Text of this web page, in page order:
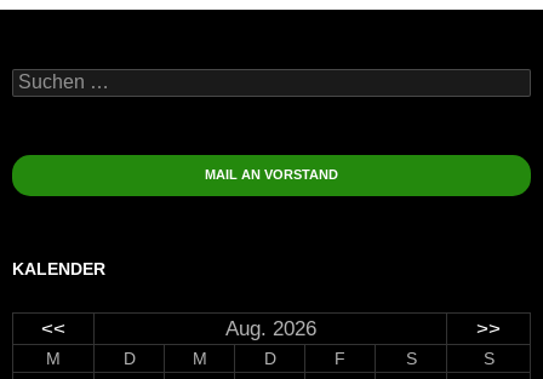
Suchen
nach:
MAIL AN VORSTAND
KALENDER
<< Aug. 2026 >>
M D M D F S
S